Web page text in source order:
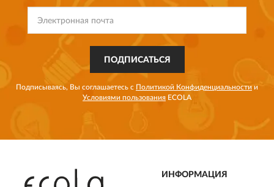
ПОДПИСАТЬСЯ
Подписываясь, Вы соглашаетесь с Политикой Конфиденциальности и
Условиями пользования ECOLA
ИНФОРМАЦИЯ